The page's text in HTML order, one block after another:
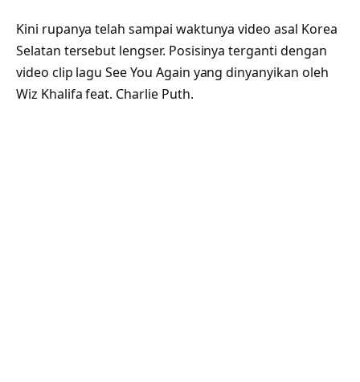
Kini rupanya telah sampai waktunya video asal Korea
Selatan tersebut lengser. Posisinya terganti dengan
video clip lagu See You Again yang dinyanyikan oleh
Wiz Khalifa feat. Charlie Puth.